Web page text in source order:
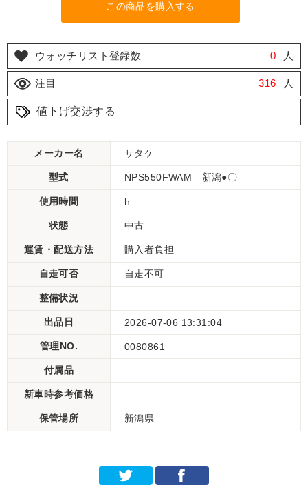
この商品を購入する
ウォッチリスト登録数 0 人
注目 316 人
値下げ交渉する
メーカー名 サタケ
型式 NPS550FWAM 新潟●〇
使用時間 h
状態 中古
運賃・配送方法 購入者負担
自走可否 自走不可
整備状況
出品日 2026-07-06 13:31:04
管理NO. 0080861
付属品
新車時参考価格
保管場所 新潟県